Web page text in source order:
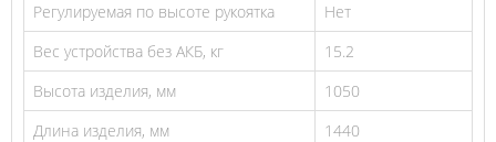
Регулируемая по высоте рукоятка
Нет
Вес устройства без АКБ, кг
15.2
Высота изделия, мм
1050
Длина изделия, мм
1440